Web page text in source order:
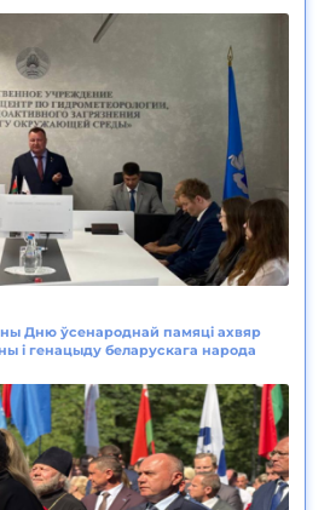
Дню ўсенароднай памяці ахвяр
і генацыду беларускага народа